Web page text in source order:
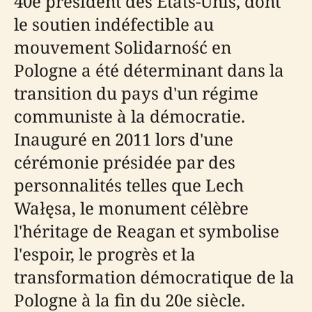
le soutien indéfectible au
mouvement Solidarność en
Pologne a été déterminant dans la
transition du pays d'un régime
communiste à la démocratie.
Inauguré en 2011 lors d'une
cérémonie présidée par des
personnalités telles que Lech
Wałęsa, le monument célèbre
l'héritage de Reagan et symbolise
l'espoir, le progrès et la
transformation démocratique de la
Pologne à la fin du 20e siècle.